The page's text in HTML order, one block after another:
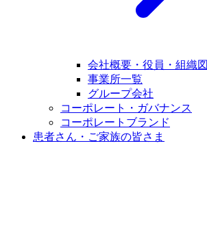
会社概要・役員・組織図
事業所一覧
グループ会社
コーポレート・ガバナンス
コーポレートブランド
患者さん・ご家族の皆さま